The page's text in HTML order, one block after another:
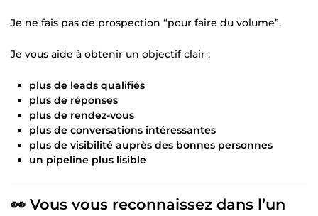
Je ne fais pas de prospection “pour faire du volume”.
Je vous aide à obtenir un objectif clair :
plus de leads qualifiés
plus de réponses
plus de rendez-vous
plus de conversations intéressantes
plus de visibilité auprès des bonnes personnes
un pipeline plus lisible
👀 Vous vous reconnaissez dans l’un